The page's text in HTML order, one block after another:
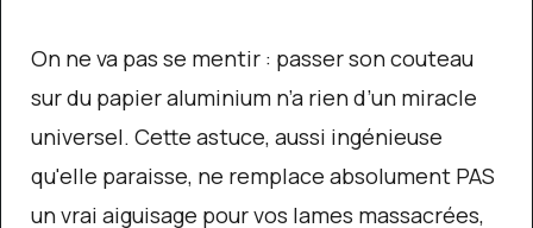
On ne va pas se mentir : passer son couteau
sur du papier aluminium n’a rien d’un miracle
universel. Cette astuce, aussi ingénieuse
qu'elle paraisse, ne remplace absolument PAS
un vrai aiguisage pour vos lames massacrées,